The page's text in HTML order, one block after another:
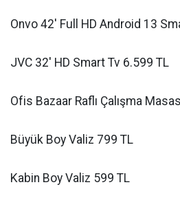
Onvo 42' Full HD Android 13
JVC 32' HD Smart Tv 6.599 TL
Ofis Bazaar Raflı Çalışma
Büyük Boy Valiz 799 TL
Kabin Boy Valiz 599 TL